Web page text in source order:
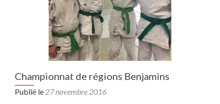
Championnat de régions Benjamins
Publié le 27 novembre 2016